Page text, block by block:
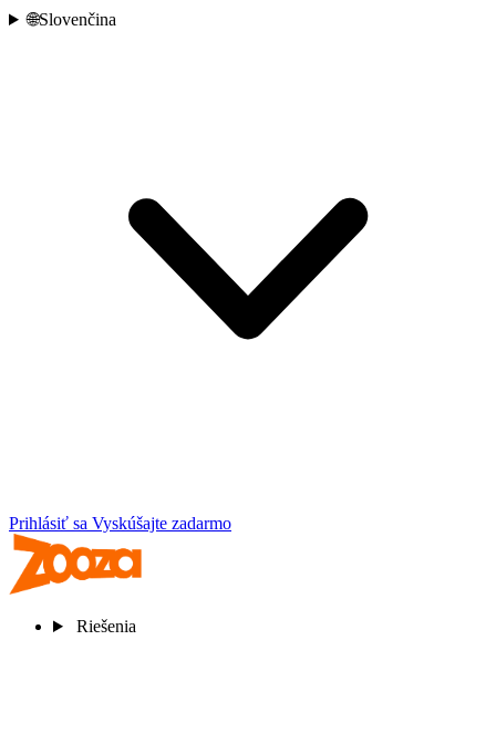
🌐Slovenčina
Prihlásiť sa Vyskúšajte zadarmo
Riešenia